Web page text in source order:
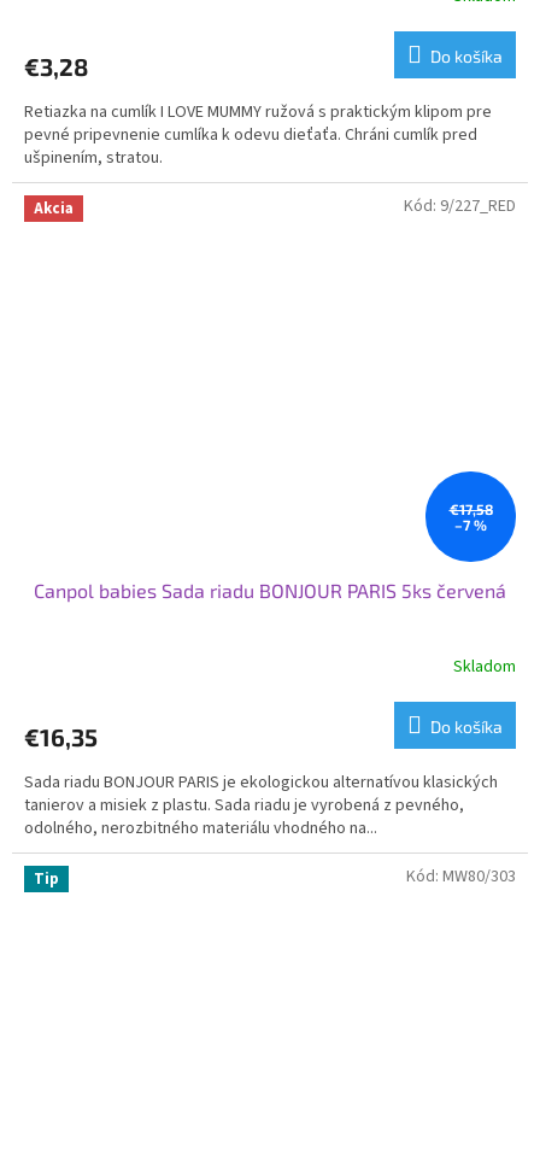
€3,28 Do košíka
Retiazka na cumlík I LOVE MUMMY ružová s praktickým klipom pre
pevné pripevnenie cumlíka k odevu dieťaťa. Chráni cumlík pred
ušpinením, stratou.
Akcia
€17,58
–7 %
Canpol babies Sada riadu BONJOUR PARIS 5ks červená
Skladom
€16,35 Do košíka
Sada riadu BONJOUR PARIS je ekologickou alternatívou klasických
tanierov a misiek z plastu. Sada riadu je vyrobená z pevného, ​​
odolného, ​​nerozbitného materiálu vhodného na...
Kód: 9/227_RED
Tip Kód: MW80/303